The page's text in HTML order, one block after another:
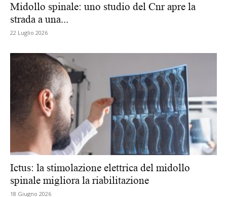
Midollo spinale: uno studio del Cnr apre la
strada a una...
22 Luglio 2026
Ictus: la stimolazione elettrica del midollo
spinale migliora la riabilitazione
18 Giugno 2026